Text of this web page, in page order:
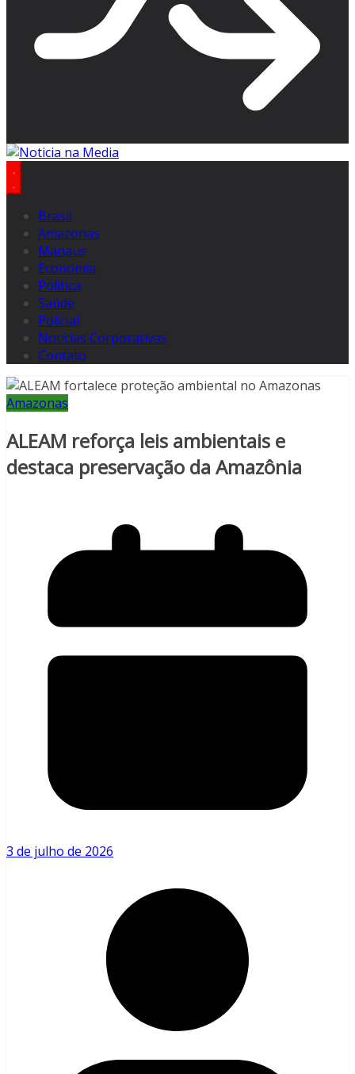
Brasil
Amazonas
Manaus
Economia
Politica
Saúde
Policial
Notícias Corporativas
Contato
Amazonas
ALEAM reforça leis ambientais e
destaca preservação da Amazônia
3 de julho de 2026